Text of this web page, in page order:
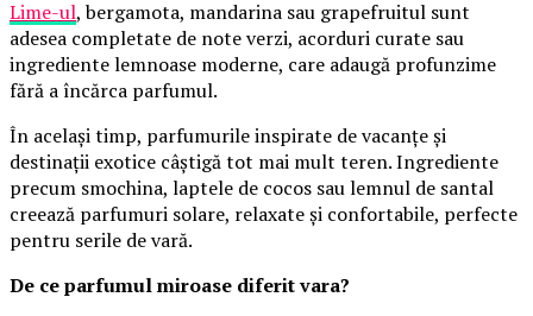
Lime-ul, bergamota, mandarina sau grapefruitul sunt
adesea completate de note verzi, acorduri curate sau
ingrediente lemnoase moderne, care adaugă profunzime
fără a încărca parfumul.
În același timp, parfumurile inspirate de vacanțe și
destinații exotice câștigă tot mai mult teren. Ingrediente
precum smochina, laptele de cocos sau lemnul de santal
creează parfumuri solare, relaxate și confortabile, perfecte
pentru serile de vară.
De ce parfumul miroase diferit vara?